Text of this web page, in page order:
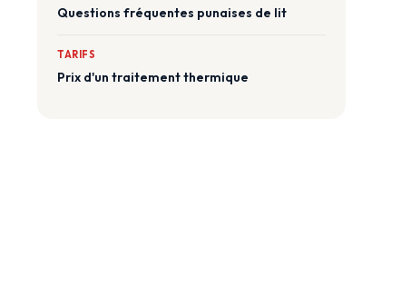
Questions fréquentes punaises de lit
TARIFS
Prix d'un traitement thermique